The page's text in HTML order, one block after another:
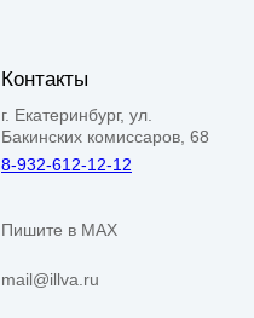
Контакты
г. Екатеринбург, ул.
Бакинских комиссаров, 68
8-932-612-12-12
Пишите в MAX
mail@illva.ru